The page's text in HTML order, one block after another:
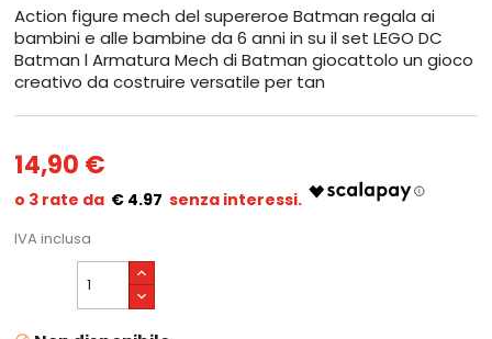
Action figure mech del supereroe Batman regala ai
bambini e alle bambine da 6 anni in su il set LEGO DC
Batman l Armatura Mech di Batman giocattolo un gioco
creativo da costruire versatile per tan
14,90 €
€ 4.97
IVA inclusa